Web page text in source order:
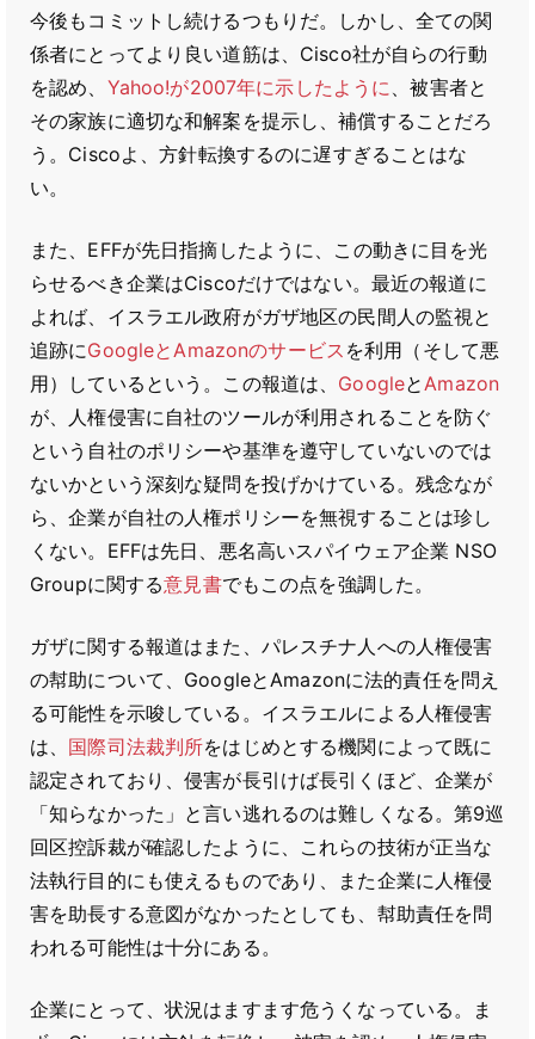
今後もコミットし続けるつもりだ。しかし、全ての関
係者にとってより良い道筋は、Cisco社が自らの行動
を認め、 Yahoo!が2007年に示したように、被害者と
その家族に適切な和解案を提示し、補償することだろ
う。Ciscoよ、方針転換するのに遅すぎることはな
い。
また、EFFが先日指摘したように、この動きに目を光
らせるべき企業はCiscoだけではない。最近の報道に
よれば、イスラエル政府がガザ地区の民間人の監視と
追跡にGoogleとAmazonのサービス を利用（そして悪
用）しているという。この報道は、 GoogleとAmazon
が、人権侵害に自社のツールが利用されることを防ぐ
という自社のポリシーや基準を遵守していないのでは
ないかという深刻な疑問を投げかけている。残念なが
ら、企業が自社の人権ポリシーを無視することは珍し
くない。EFFは先日、悪名高いスパイウェア企業 NSO
Groupに関する意見書でもこの点を強調した。
ガザに関する報道はまた、パレスチナ人への人権侵害
の幇助について、GoogleとAmazonに法的責任を問え
る可能性を示唆している。イスラエルによる人権侵害
は、 国際司法裁判所をはじめとする機関によって既に
認定されており、侵害が長引けば長引くほど、企業が
「知らなかった」と言い逃れるのは難しくなる。第9巡
回区控訴裁が確認したように、これらの技術が正当な
法執行目的にも使えるものであり、また企業に人権侵
害を助長する意図がなかったとしても、幇助責任を問
われる可能性は十分にある。
企業にとって、状況はますます危うくなっている。ま